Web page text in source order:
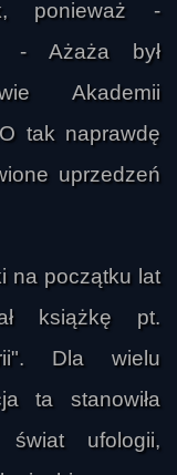
ponieważ -
- Ażaża był
Akademii
tak naprawdę
uprzedzeń
na początku lat
książkę pt.
Dla wielu
ta stanowiła
ufologii,